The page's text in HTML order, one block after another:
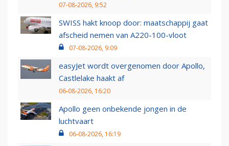
07-08-2026, 9:52
SWISS hakt knoop door: maatschappij gaat
afscheid nemen van A220-100-vloot
07-08-2026, 9:09
easyJet wordt overgenomen door Apollo,
Castlelake haakt af
06-08-2026, 16:20
Apollo geen onbekende jongen in de
luchtvaart
06-08-2026, 16:19